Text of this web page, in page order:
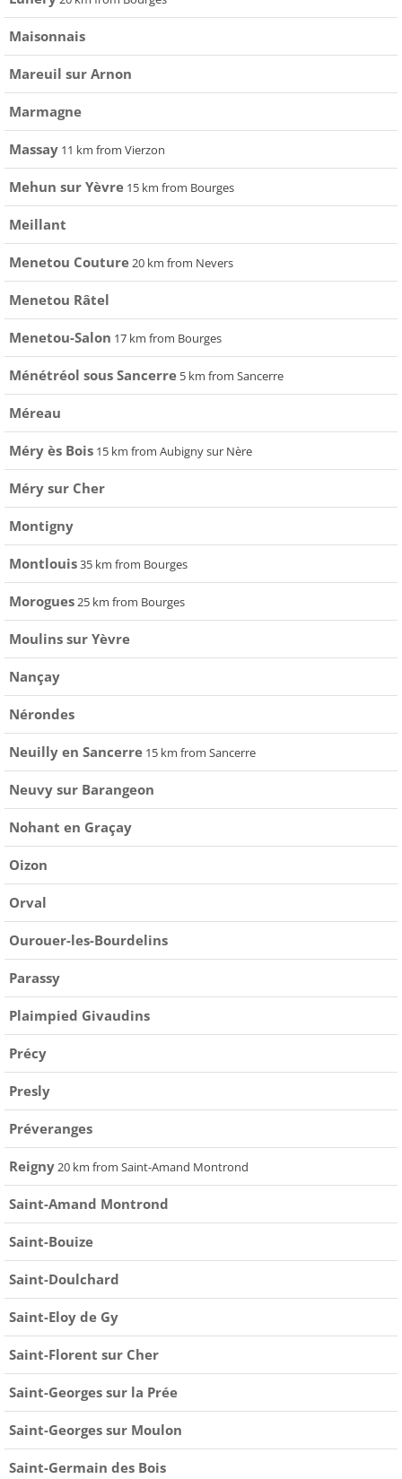
Maisonnais
Mareuil sur Arnon
Marmagne
Massay 11 km from Vierzon
Mehun sur Yèvre 15 km from Bourges
Meillant
Menetou Couture20 km from Nevers
Menetou Râtel
Menetou-Salon 17 km from Bourges
Ménétréol sous Sancerre 5 km from Sancerre
Méreau
Méry ès Bois 15 km from Aubigny sur Nère
Méry sur Cher
Montigny
Montlouis35 km from Bourges
Morogues25 km from Bourges
Moulins sur Yèvre
Nançay
Nérondes
Neuilly en Sancerre 15 km from Sancerre
Neuvy sur Barangeon
Nohant en Graçay
Oizon
Orval
Ourouer-les-Bourdelins
Parassy
Plaimpied Givaudins
Précy
Presly
Préveranges
Reigny20 km from Saint-Amand Montrond
Saint-Amand Montrond
Saint-Bouize
Saint-Doulchard
Saint-Eloy de Gy
Saint-Florent sur Cher
Saint-Georges sur la Prée
Saint-Georges sur Moulon
Saint-Germain des Bois